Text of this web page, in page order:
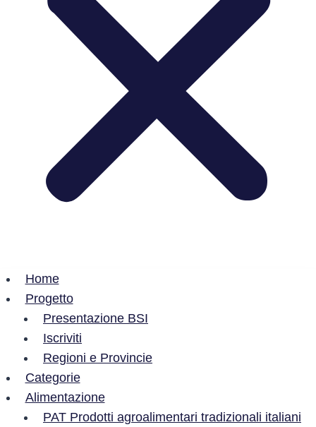
Home
Progetto
Presentazione BSI
Iscriviti
Regioni e Provincie
Categorie
Alimentazione
PAT Prodotti agroalimentari tradizionali italiani